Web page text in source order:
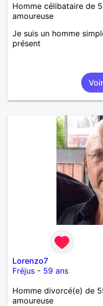
Homme célibataire de
amoureuse
Je suis un homme
présent
Lorenzo7
Fréjus - 59 ans
Homme divorcé(e) de
amoureuse